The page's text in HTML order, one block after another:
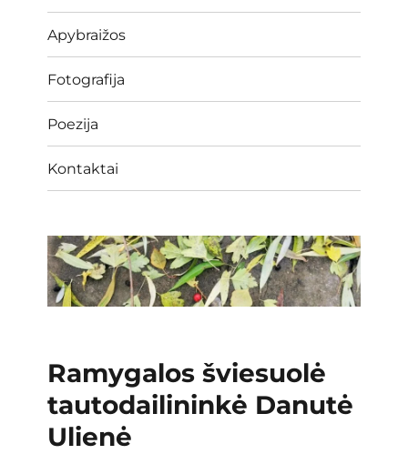
Apybraižos
Fotografija
Poezija
Kontaktai
Ramygalos šviesuolė
tautodailininkė Danutė
Ulienė